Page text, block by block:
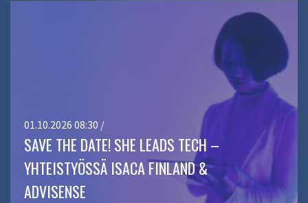
01.10.2026 08:30 /
SAVE THE DATE! SHE LEADS TECH –
YHTEISTYÖSSÄ ISACA FINLAND &
ADVISENSE